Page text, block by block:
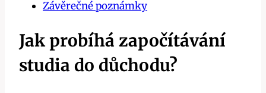
Závěrečné poznámky
Jak probíhá započítávání
studia do důchodu?